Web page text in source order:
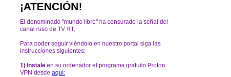
¡ATENCIÓN!
El denominado "mundo libre" ha censurado la señal del
canal ruso de TV RT.
Para poder seguir viéndolo en nuestro portal siga las
instrucciones siguientes:
1) Instale en su ordenador el programa gratuito Proton
VPN desde aquí: